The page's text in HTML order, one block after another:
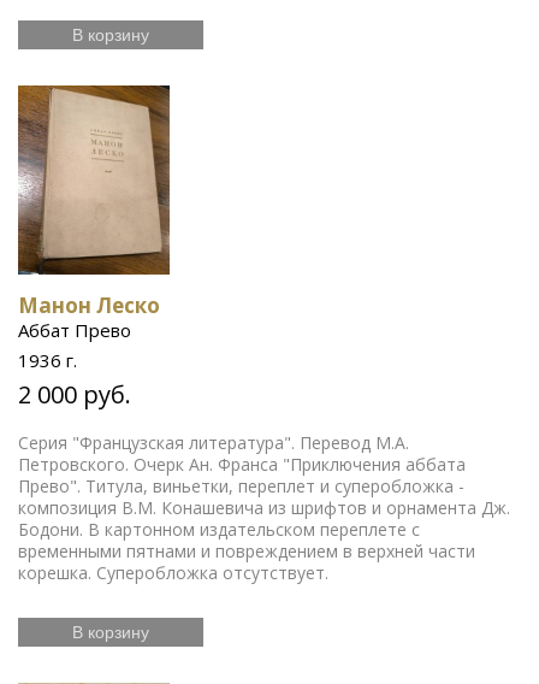
В корзину
Манон Леско
Аббат Прево
1936 г.
2 000 руб.
Серия "Французская литература". Перевод М.А.
Петровского. Очерк Ан. Франса "Приключения аббата
Прево". Титула, виньетки, переплет и суперобложка -
композиция В.М. Конашевича из шрифтов и орнамента Дж.
Бодони. В картонном издательском переплете с
временными пятнами и повреждением в верхней части
корешка. Суперобложка отсутствует.
В корзину